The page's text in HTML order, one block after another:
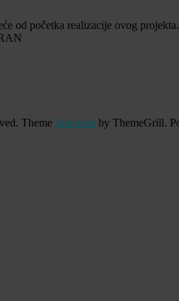
od početka realizacije ovog
Theme Spacious by ThemeGrill.